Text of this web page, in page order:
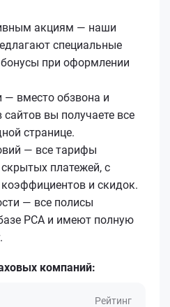
акциям — наши
специальные
при оформлении
вместо обзвона и
вы получаете все
странице.
— все тарифы
платежей, с
и скидок.
— все полисы
РСА и имеют полную
компаний:
Рейтинг